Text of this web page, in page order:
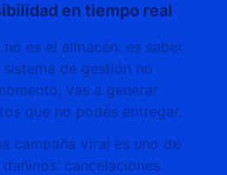
en tiempo real
es el almacén: es saber
de gestión no
vas a generar
que no podés entregar.
campaña viral es uno de
cancelaciones